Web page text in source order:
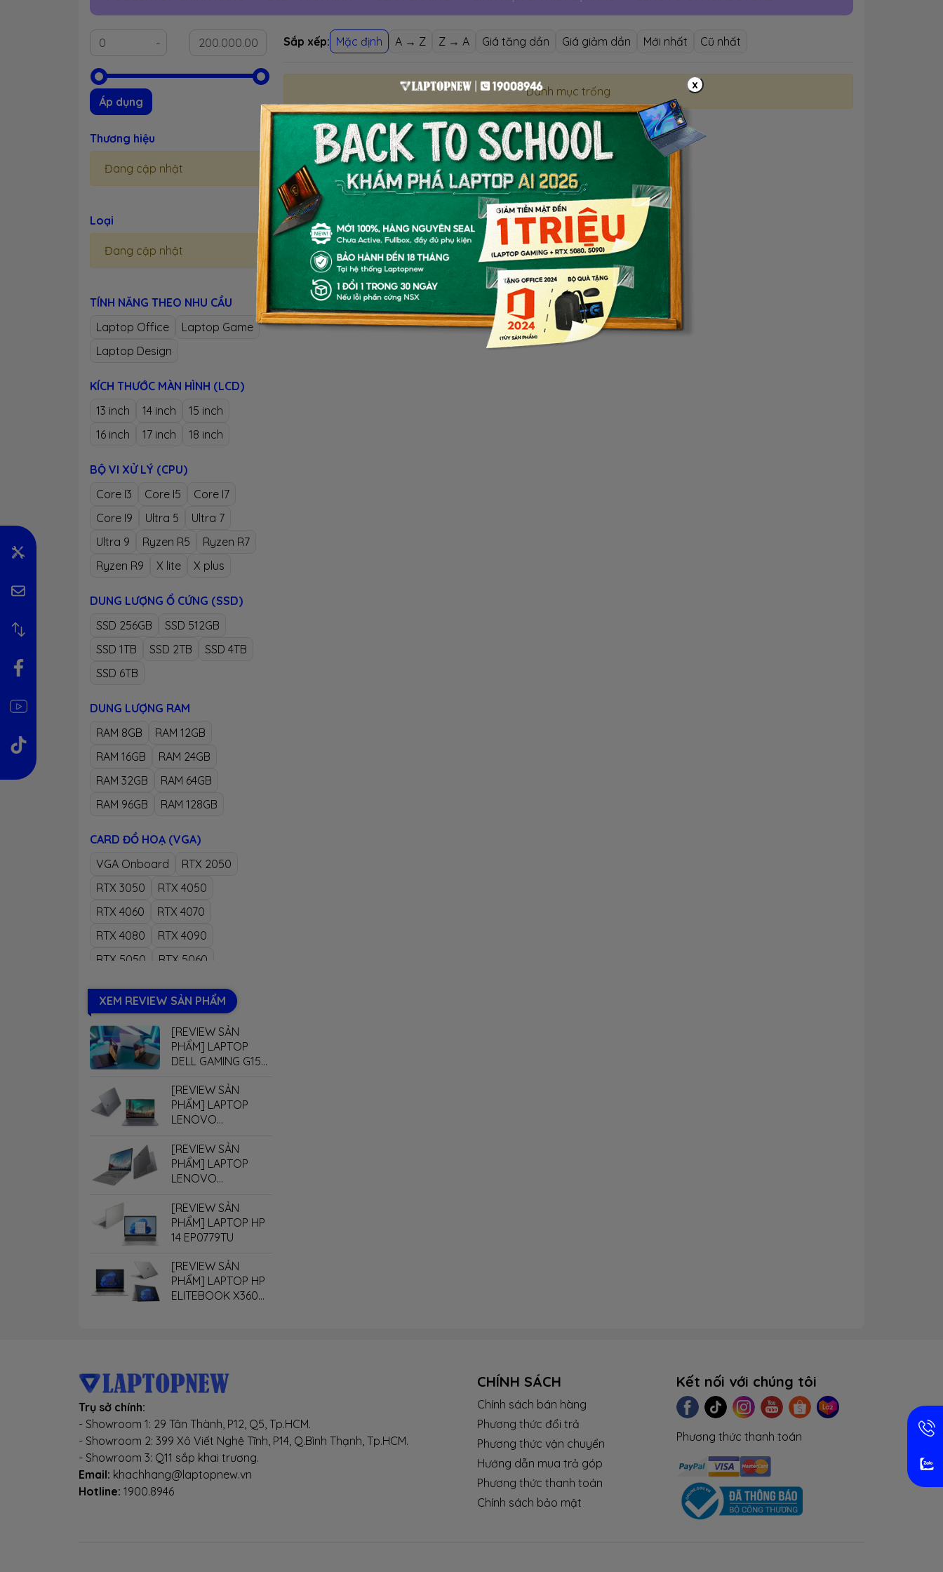
Sắp xếp: Mặc định A → Z Z → A Giá tăng dần Giá giảm dần Mới nhất Cũ nhất
Danh mục trống
LENOVO THINKBOOK YOGA
Áp dụng
Thương hiệu
Đang cập nhật
Loại
Đang cập nhật
TÍNH NĂNG THEO NHU CẦU
Laptop Office
Laptop Game
Laptop Design
KÍCH THƯỚC MÀN HÌNH (LCD)
13 inch
14 inch
15 inch
16 inch
17 inch 18 inch
BỘ VI XỬ LÝ (CPU)
Core I3
Core I5
Core I7
Core I9
Ultra 5
Ultra 7
Ultra 9
Ryzen R5
Ryzen R7
Ryzen R9
X lite X plus
DUNG LƯỢNG Ổ CỨNG (SSD)
SSD 256GB
SSD 512GB
SSD 1TB
SSD 2TB
SSD 4TB
SSD 6TB
DUNG LƯỢNG RAM
RAM 8GB
RAM 12GB
RAM 16GB
RAM 24GB
RAM 32GB
RAM 64GB
RAM 96GB
RAM 128GB
CARD ĐỒ HOẠ (VGA)
VGA Onboard
RTX 2050
RTX 3050
RTX 4050
RTX 4060
RTX 4070
RTX 4080
RTX 4090
RTX 5050
RTX 5060
RTX 5080
RTX 5090
XEM REVIEW SẢN PHẨM
[REVIEW SẢN
PHẨM] LAPTOP
DELL GAMING G15
[REVIEW SẢN
PHẨM] LAPTOP
LENOVO
[REVIEW SẢN
PHẨM] LAPTOP
LENOVO
[REVIEW SẢN
PHẨM] LAPTOP HP
14 EP0779TU
[REVIEW SẢN
PHẨM] LAPTOP HP
ELITEBOOK X360
Trụ sở chính:
- Showroom 1: 29 Tân Thành, P12, Q5, Tp.HCM.
- Showroom 2: 399 Xô Viết Nghệ Tĩnh, P14, Q.Bình Thạnh, Tp.HCM.
- Showroom 3: Q11 sắp khai trương.
Email: khachhang@laptopnew.vn
Hotline: 1900.8946
CHÍNH SÁCH
Chính sách bán hàng
Phương thức đổi trả
Phương thức vận chuyển
Hướng dẫn mua trả góp
Phương thức thanh toán
Chính sách bảo mật
Kết nối với chúng tôi
Phương thức thanh toán
x